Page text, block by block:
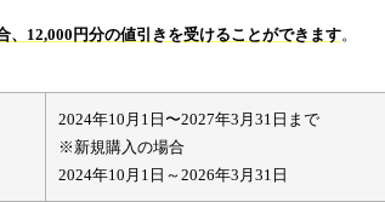
12,000円分の値引きを受けることができます。
2024年10月1日〜2027年3月31日まで
※新規購入の場合
2024年10月1日～2026年3月31日